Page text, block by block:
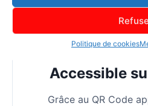
Politique de cookies
Accessible
Grâce au QR Code